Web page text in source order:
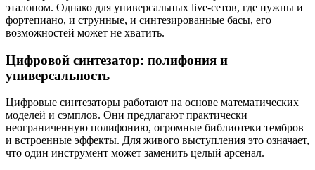
эталоном. Однако для универсальных live-сетов, где нужны и
фортепиано, и струнные, и синтезированные басы, его
возможностей может не хватить.
Цифровой синтезатор: полифония и
универсальность
Цифровые синтезаторы работают на основе математических
моделей и сэмплов. Они предлагают практически
неограниченную полифонию, огромные библиотеки тембров
и встроенные эффекты. Для живого выступления это означает,
что один инструмент может заменить целый арсенал.